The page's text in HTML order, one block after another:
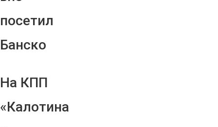
посетил
Банско
На КПП
«Калотина